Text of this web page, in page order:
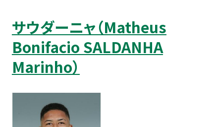
サウダーニャ（Matheus
Bonifacio SALDANHA
Marinho）